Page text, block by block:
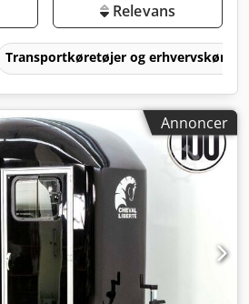
Relevans
Transportkøretøjer og
Annoncer